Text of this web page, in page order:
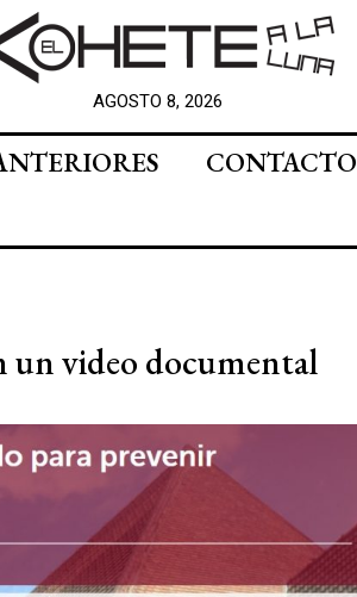
AGOSTO 8, 2026
CONTACTO
un video documental